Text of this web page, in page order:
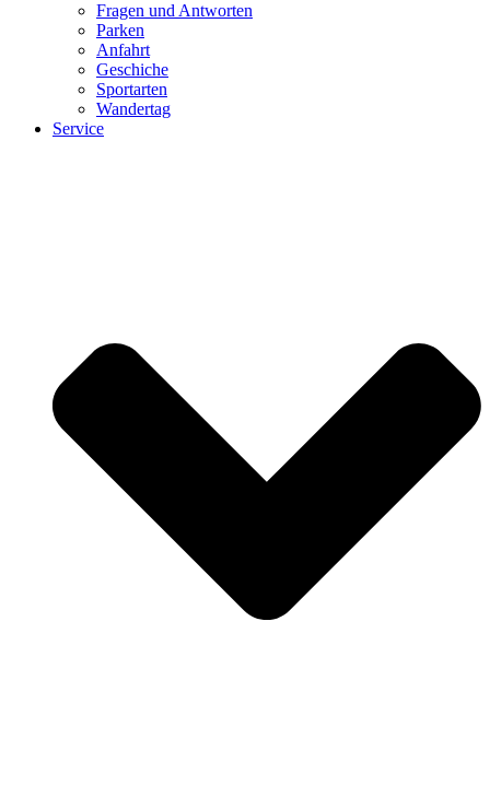
Fragen und Antworten
Parken
Anfahrt
Geschiche
Sportarten
Wandertag
Service